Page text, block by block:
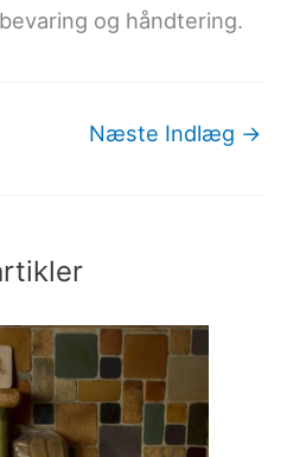
og håndtering.
Næste Indlæg →